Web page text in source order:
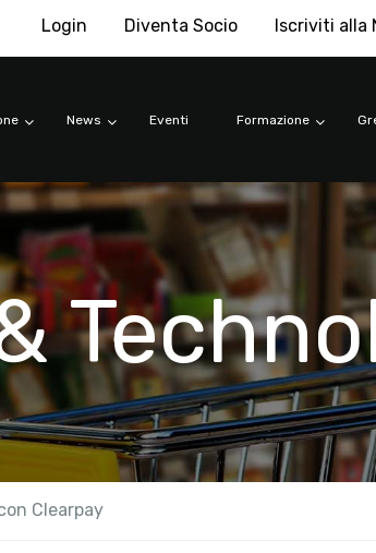
Login Diventa Socio Iscriviti alla
News Eventi Formazione
Clearpay